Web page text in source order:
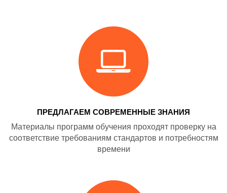
ПРЕДЛАГАЕМ СОВРЕМЕННЫЕ ЗНАНИЯ
Материалы программ обучения проходят проверку на
соответствие требованиям стандартов и потребностям
времени